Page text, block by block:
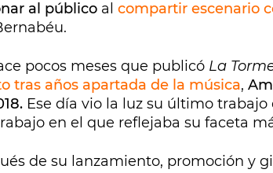
al público al compartir escenario
pocos meses que publicó La
tras años apartada de la música,
Ese día vio la luz su último trabajo
en el que reflejaba su faceta
de su lanzamiento, promoción y